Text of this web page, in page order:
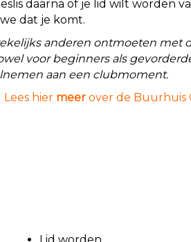
daarna of je lid wilt worden
dat je komt.
anderen ontmoeten met
voor beginners als
aan een clubmoment.
Lees hier meer over de Buurhuis